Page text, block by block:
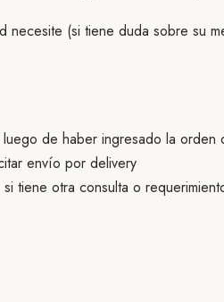
necesite (si tiene duda sobre su
de haber ingresado la orden
envío por delivery
tiene otra consulta o